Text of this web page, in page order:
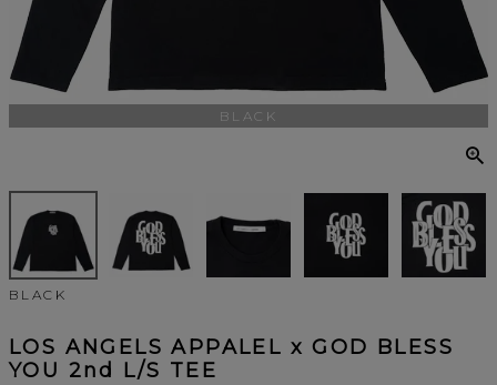
BLACK
BLACK
LOS ANGELS APPALEL x GOD BLESS
YOU 2nd L/S TEE